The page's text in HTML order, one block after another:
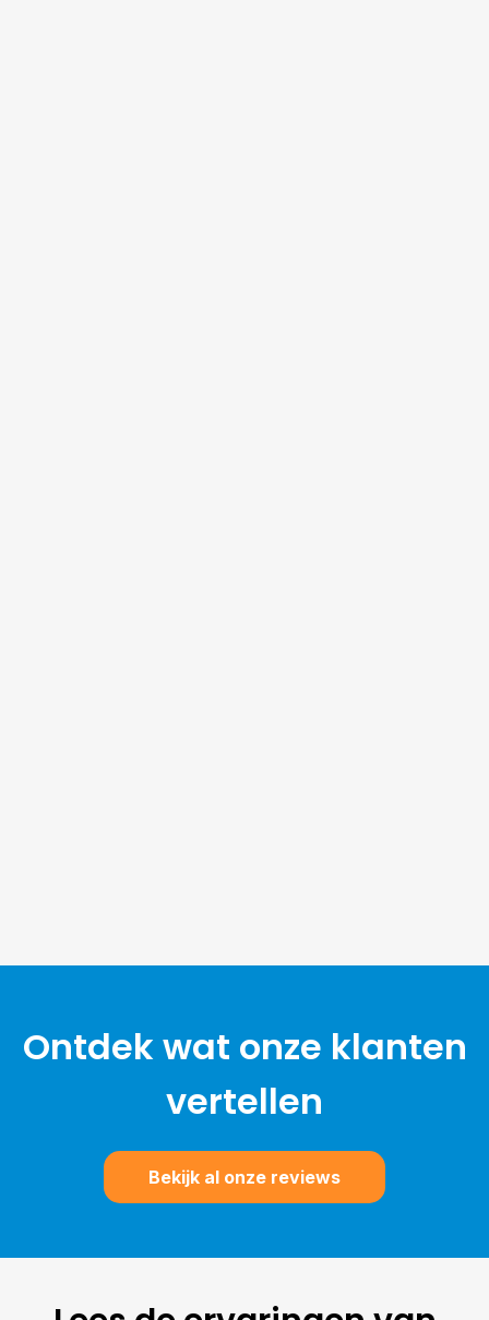
Ontdek wat onze klanten
vertellen
Bekijk al onze reviews